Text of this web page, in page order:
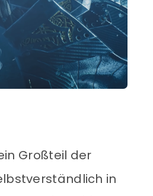
Großteil der
in